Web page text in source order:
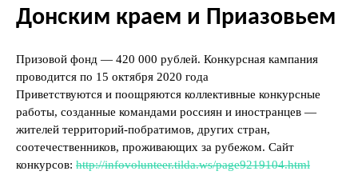
Донским краем и Приазовьем
Призовой фонд — 420 000 рублей. Конкурсная кампания
проводится по 15 октября 2020 года
Приветствуются и поощряются коллективные конкурсные
работы, созданные командами россиян и иностранцев —
жителей территорий-побратимов, других стран,
соотечественников, проживающих за рубежом. Сайт
конкурсов: http://infovolunteer.tilda.ws/page9219104.html